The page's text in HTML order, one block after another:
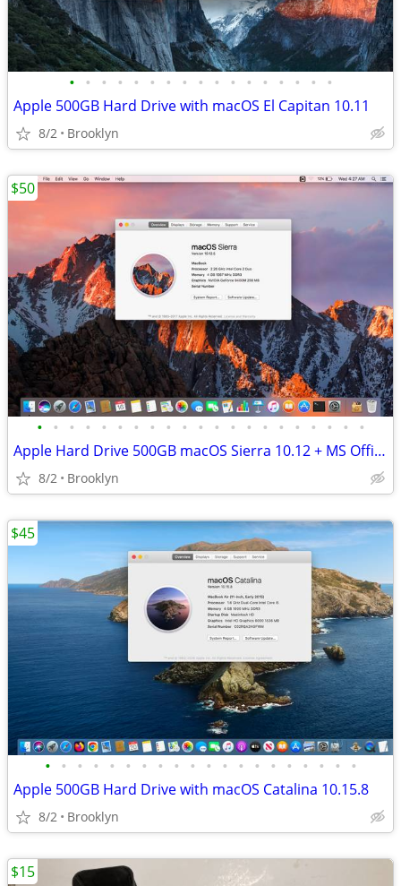
• • • • • • • • • • • • • • • • •
Apple 500GB Hard Drive with macOS El Capitan 10.11
8/2 Brooklyn
• • • • • • • • • • • • • • • • • • • • •
Apple Hard Drive 500GB macOS Sierra 10.12 + MS Office Adobe Suite
8/2 Brooklyn
$50
• • • • • • • • • • • • • • • • • • • •
Apple 500GB Hard Drive with macOS Catalina 10.15.8
8/2 Brooklyn
$45
$15